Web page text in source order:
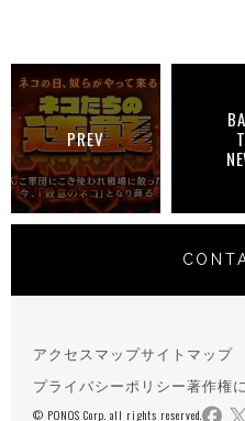
PREV
アクセスマップサイトマップ
プライバシーポリシー著作権
© PONOS Corp. all rights reserved.